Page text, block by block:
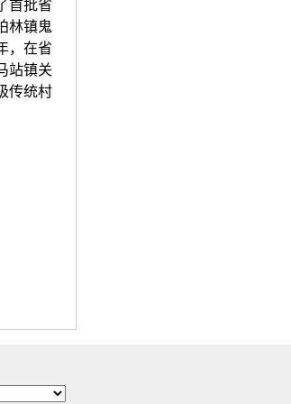
首批省
林镇鬼
，在省
站镇关
传统村